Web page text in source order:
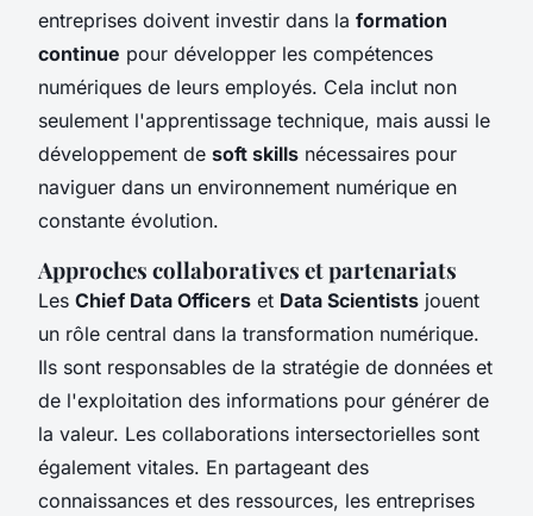
entreprises doivent investir dans la formation
continue pour développer les compétences
numériques de leurs employés. Cela inclut non
seulement l'apprentissage technique, mais aussi le
développement de soft skills nécessaires pour
naviguer dans un environnement numérique en
constante évolution.
Approches collaboratives et partenariats
Les Chief Data Officers et Data Scientists jouent
un rôle central dans la transformation numérique.
Ils sont responsables de la stratégie de données et
de l'exploitation des informations pour générer de
la valeur. Les collaborations intersectorielles sont
également vitales. En partageant des
connaissances et des ressources, les entreprises